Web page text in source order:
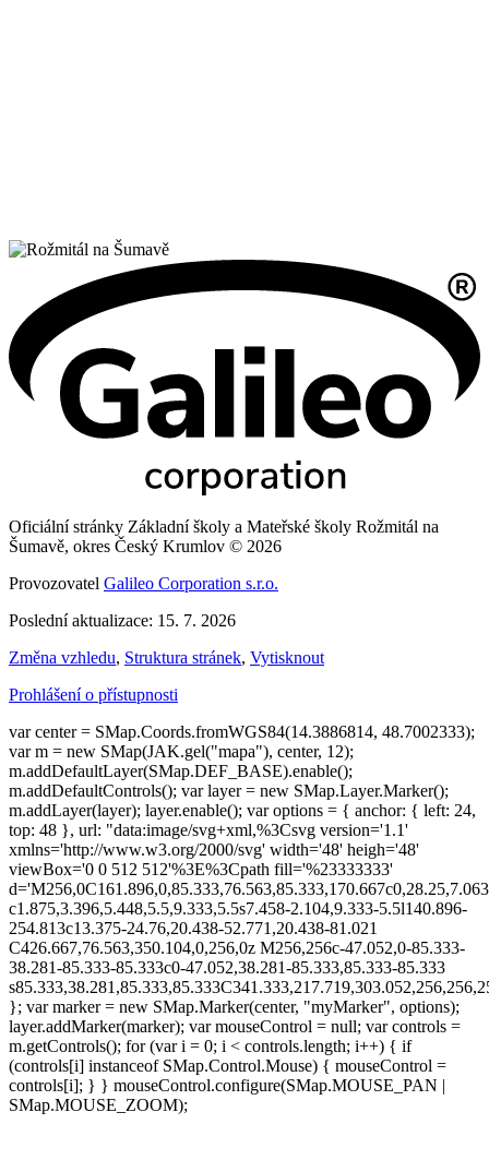
Oficiální stránky Základní školy a Mateřské školy Rožmitál na
Šumavě, okres Český Krumlov © 2026
Provozovatel Galileo Corporation s.r.o.
Poslední aktualizace: 15. 7. 2026
Změna vzhledu, Struktura stránek, Vytisknout
Prohlášení o přístupnosti
var center = SMap.Coords.fromWGS84(14.3886814, 48.7002333);
var m = new SMap(JAK.gel("mapa"), center, 12);
m.addDefaultLayer(SMap.DEF_BASE).enable();
m.addDefaultControls(); var layer = new SMap.Layer.Marker();
m.addLayer(layer); layer.enable(); var options = { anchor: { left: 24,
top: 48 }, url: "data:image/svg+xml,%3Csvg version='1.1'
xmlns='http://www.w3.org/2000/svg' width='48' heigh='48'
viewBox='0 0 512 512'%3E%3Cpath fill='%23333333'
c1.875,3.396,5.448,5.5,9.333,5.5s7.458-2.104,9.333-5.5l140.896-
254.813c13.375-24.76,20.438-52.771,20.438-81.021
C426.667,76.563,350.104,0,256,0z M256,256c-47.052,0-85.333-
38.281-85.333-85.333c0-47.052,38.281-85.333,85.333-85.333
}; var marker = new SMap.Marker(center, "myMarker", options);
layer.addMarker(marker); var mouseControl = null; var controls =
m.getControls(); for (var i = 0; i < controls.length; i++) { if
(controls[i] instanceof SMap.Control.Mouse) { mouseControl =
controls[i]; } } mouseControl.configure(SMap.MOUSE_PAN |
SMap.MOUSE_ZOOM);